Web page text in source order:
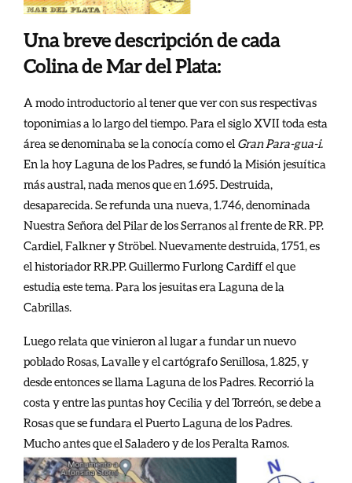
Una breve descripción de cada
Colina de Mar del Plata:
A modo introductorio al tener que ver con sus respectivas
toponimias a lo largo del tiempo. Para el siglo XVII toda esta
área se denominaba se la conocía como el Gran Para-gua-i.
En la hoy Laguna de los Padres, se fundó la Misión jesuítica
más austral, nada menos que en 1.695. Destruida,
desaparecida. Se refunda una nueva, 1.746, denominada
Nuestra Señora del Pilar de los Serranos al frente de RR. PP.
Cardiel, Falkner y Ströbel. Nuevamente destruida, 1751, es
el historiador RR.PP. Guillermo Furlong Cardiff el que
estudia este tema. Para los jesuitas era Laguna de la
Cabrillas.
Luego relata que vinieron al lugar a fundar un nuevo
poblado Rosas, Lavalle y el cartógrafo Senillosa, 1.825, y
desde entonces se llama Laguna de los Padres. Recorrió la
costa y entre las puntas hoy Cecilia y del Torreón, se debe a
Rosas que se fundara el Puerto Laguna de los Padres.
Mucho antes que el Saladero y de los Peralta Ramos.